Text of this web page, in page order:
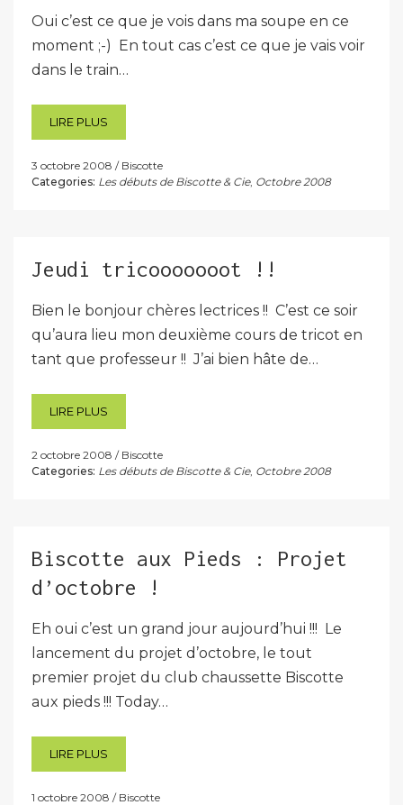
Oui c’est ce que je vois dans ma soupe en ce
moment ;-) En tout cas c’est ce que je vais voir
dans le train…
LIRE PLUS
3 octobre 2008
Biscotte
Categories: Les débuts de Biscotte & Cie, Octobre 2008
Jeudi tricooooooot !!
Bien le bonjour chères lectrices !! C’est ce soir
qu’aura lieu mon deuxième cours de tricot en
tant que professeur !! J’ai bien hâte de…
LIRE PLUS
2 octobre 2008
Biscotte
Categories: Les débuts de Biscotte & Cie, Octobre 2008
Biscotte aux Pieds : Projet
d’octobre !
Eh oui c’est un grand jour aujourd’hui !!! Le
lancement du projet d’octobre, le tout
premier projet du club chaussette Biscotte
aux pieds !!! Today…
LIRE PLUS
1 octobre 2008
Biscotte